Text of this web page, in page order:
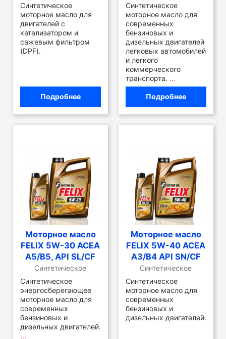
Синтетическое
моторное масло для
двигателей с
катализатором и
сажевым фильтром
(DPF).
Подробнее
Синтетическое
моторное масло для
современных
бензиновых и
дизельных двигателей
легковых автомобилей
и легкого
коммерческого
транспорта. ...
Подробнее
Моторное масло
FELIX 5W-30 ACEA
A5/B5, API SL/CF
Синтетическое
Синтетическое
энергосберегающее
моторное масло для
современных
бензиновых и
дизельных двигателей.
...
Моторное масло
FELIX 5W-40 ACEA
A3/B4 API SN/CF
Синтетическое
Синтетическое
моторное масло для
современных
бензиновых и
дизельных двигателей.